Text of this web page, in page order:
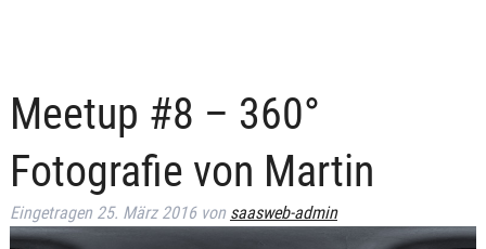
Meetup #8 – 360°
Fotografie von Martin
Eingetragen 25. März 2016 von saasweb-admin